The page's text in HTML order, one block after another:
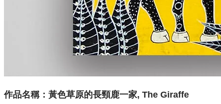
作品名稱： 黃色草原的長頸鹿一家, The Giraffe